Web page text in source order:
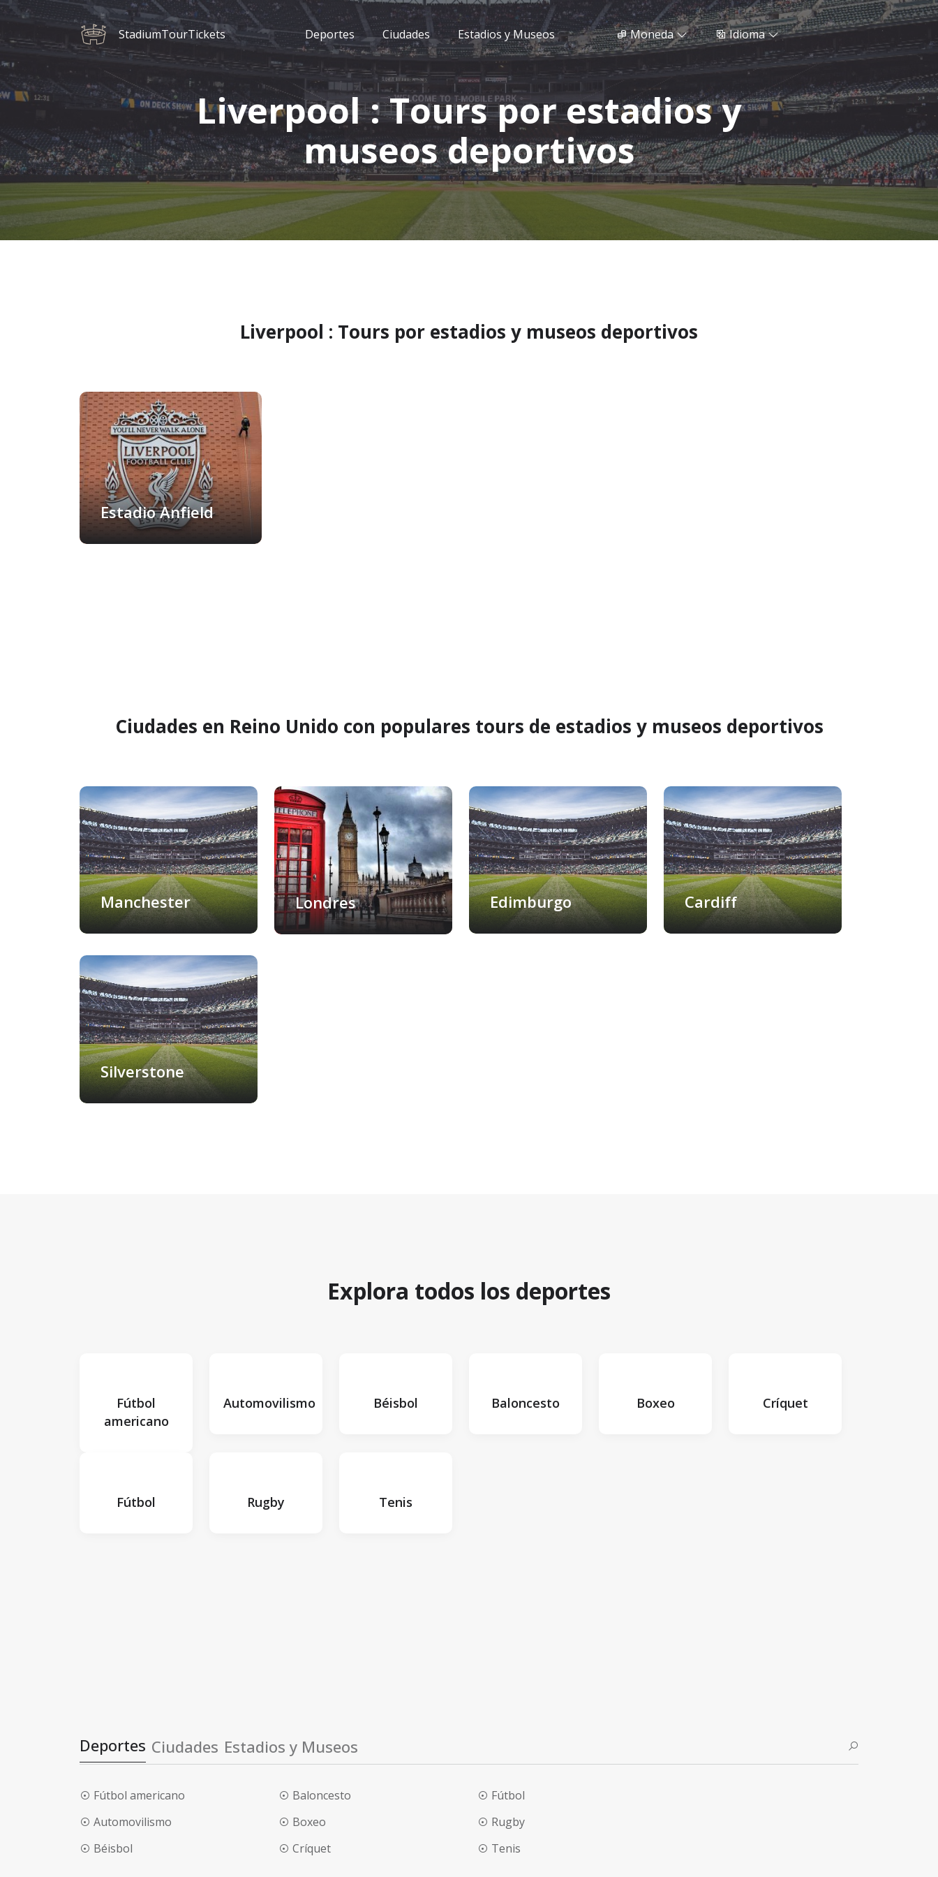
StadiumTourTickets Deportes Ciudades Estadios y Museos Moneda Idioma
Liverpool : Tours por estadios y
museos deportivos
Liverpool : Tours por estadios y museos deportivos
Estadio Anfield
Ciudades en Reino Unido con populares tours de estadios y museos deportivos
Manchester Londres Edimburgo Cardiff
Silverstone
Explora todos los deportes
Fútbol
americano
Automovilismo Béisbol Baloncesto Boxeo Críquet
Fútbol Rugby Tenis
Deportes Ciudades Estadios y Museos
Fútbol americano
Automovilismo
Béisbol
Baloncesto
Boxeo
Críquet
Fútbol
Rugby
Tenis